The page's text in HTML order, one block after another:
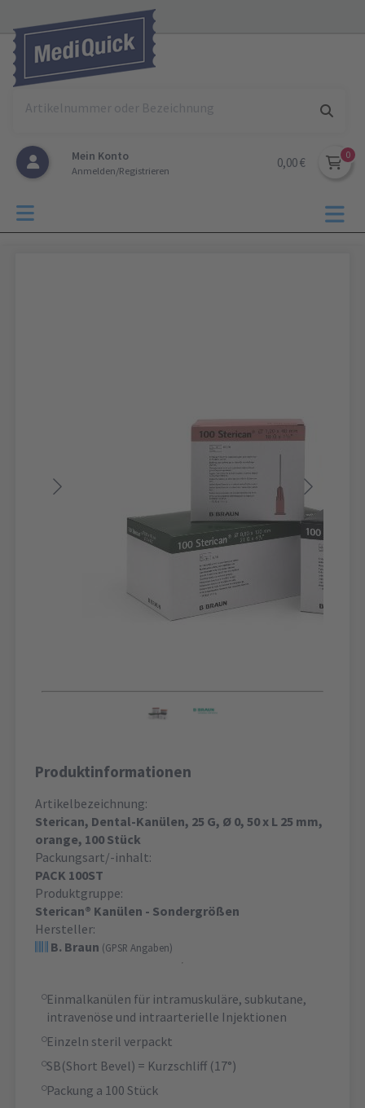
Mein Konto
Anmelden/Registrieren
0,00 €
Produktinformationen
Artikelbezeichnung:
Sterican, Dental-Kanülen, 25 G, Ø 0, 50 x L 25 mm,
orange, 100 Stück
Packungsart/-inhalt:
PACK 100ST
Produktgruppe:
Sterican® Kanülen - Sondergrößen
Hersteller:
B. Braun (GPSR Angaben)
Einmalkanülen für intramuskuläre, subkutane,
intravenöse und intraarterielle Injektionen
Einzeln steril verpackt
SB(Short Bevel) = Kurzschliff (17°)
Packung a 100 Stück